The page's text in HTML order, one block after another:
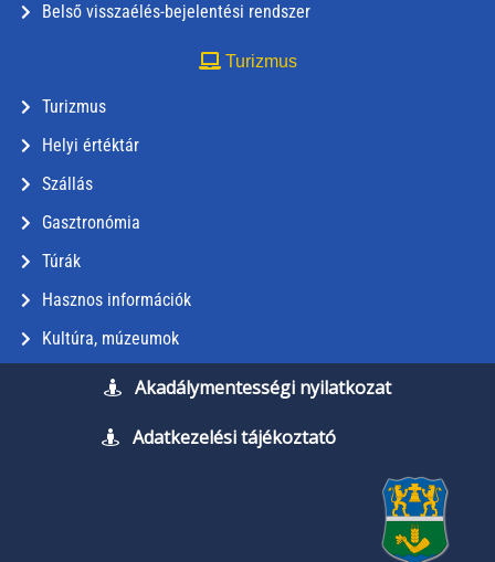
Belső visszaélés-bejelentési rendszer
Turizmus
Turizmus
Helyi értéktár
Szállás
Gasztronómia
Túrák
Hasznos információk
Kultúra, múzeumok
Akadálymentességi nyilatkozat
Adatkezelési tájékoztató